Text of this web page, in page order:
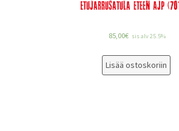
Etujarrusatula eteen AJP
85,00€ sis alv 25.5%
Lisää ostoskoriin